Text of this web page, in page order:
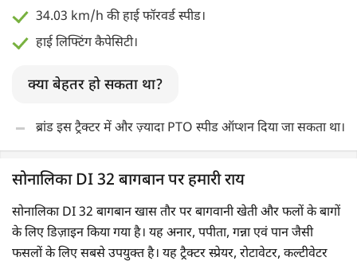
34.03 km/h की हाई फॉरवर्ड स्पीड।
हाई लिफ्टिंग कैपेसिटी।
क्या बेहतर हो सकता था?
ब्रांड इस ट्रैक्टर में और ज़्यादा PTO स्पीड ऑप्शन दिया जा सकता था।
सोनालिका DI 32 बागबान पर हमारी राय
सोनालिका DI 32 बागबान खास तौर पर बागवानी खेती और फलों के बागों
के लिए डिज़ाइन किया गया है। यह अनार, पपीता, गन्ना एवं पान जैसी
फसलों के लिए सबसे उपयुक्त है। यह ट्रैक्टर स्प्रेयर, रोटावेटर, कल्टीवेटर